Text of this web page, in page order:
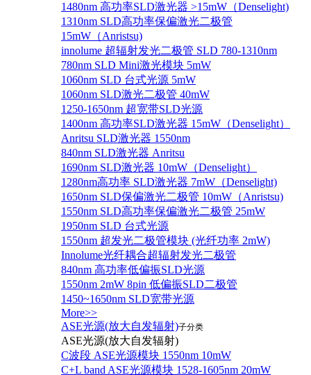
1480nm 高功率SLD激光器 >15mW（Denselight)
1310nm SLD高功率保偏激光二极管
15mW（Anristsu)
innolume 超辐射发光二极管 SLD 780-1310nm
780nm SLD Mini激光模块 5mW
1060nm SLD 台式光源 5mW
1060nm SLD激光二极管 40mW
1250-1650nm 超宽带SLD光源
1400nm 高功率SLD激光器 15mW（Denselight）
Anritsu SLD激光器 1550nm
840nm SLD激光器 Anritsu
1690nm SLD激光器 10mW（Denselight）
1280nm高功率 SLD激光器 7mW（Denselight)
1650nm SLD保偏激光二极管 10mW（Anristsu)
1550nm SLD高功率保偏激光二极管 25mW
1950nm SLD 台式光源
1550nm 超发光二极管模块 (光纤功率 2mW)
Innolume光纤耦合超辐射发光二极管
840nm 高功率低偏振SLD光源
1550nm 2mW 8pin 低偏振SLD二极管
1450~1650nm SLD宽带光源
More>>
ASE光源(放大自发辐射)子分类
ASE光源(放大自发辐射)
C波段 ASE光源模块 1550nm 10mW
C+L band ASE光源模块 1528-1605nm 20mW